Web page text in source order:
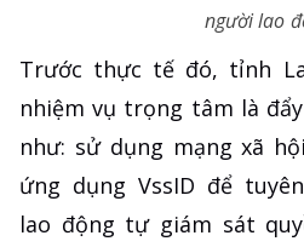
người lao
Trước thực tế đó, tỉnh
nhiệm vụ trọng tâm là
như: sử dụng mạng xã
ứng dụng VssID để
lao động tự giám sát